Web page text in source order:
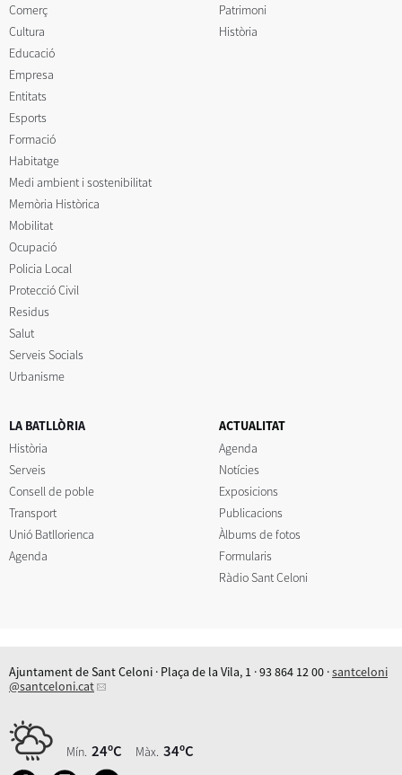
Comerç
Cultura
Educació
Empresa
Entitats
Esports
Formació
Habitatge
Medi ambient i sostenibilitat
Memòria Històrica
Mobilitat
Ocupació
Policia Local
Protecció Civil
Residus
Salut
Serveis Socials
Urbanisme
Patrimoni
Història
LA BATLLÒRIA
Història
Serveis
Consell de poble
Transport
Unió Batllorienca
Agenda
ACTUALITAT
Agenda
Notícies
Exposicions
Publicacions
Àlbums de fotos
Formularis
Ràdio Sant Celoni
Ajuntament de Sant Celoni · Plaça de la Vila, 1 · 93 864 12 00 ·santceloni
@santceloni.cat
Mín. 24ºC Màx. 34ºC